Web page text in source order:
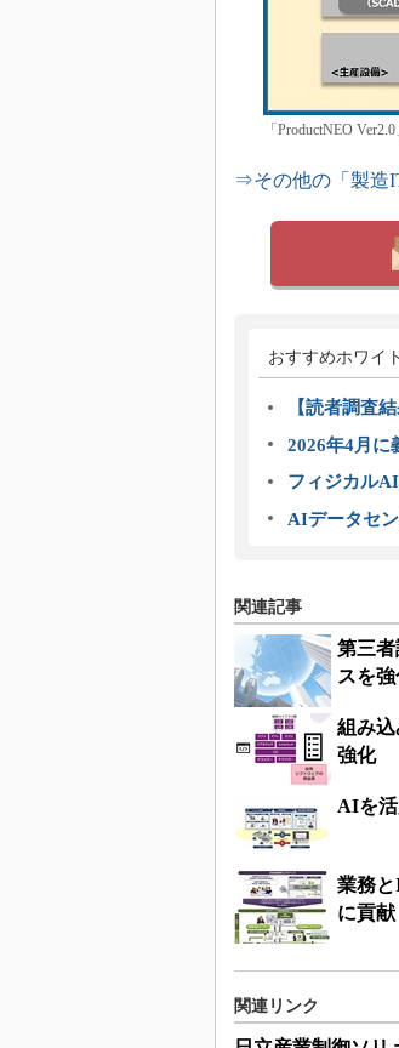
「ProductNEO
⇒その他の「製造
おすすめホワイ
【読者調査
2026年4月に
フィジカル
AIデータセ
関連記事
第三
スを強
組み
強化
AIを
業務
に貢献
関連リンク